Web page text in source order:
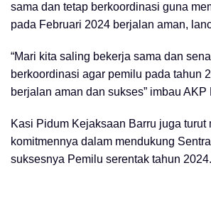
sama dan tetap berkoordinasi guna
pada Februari 2024 berjalan aman,
“Mari kita saling bekerja sama dan
berkoordinasi agar pemilu pada tahun
berjalan aman dan sukses” imbau AKP
Kasi Pidum Kejaksaan Barru juga turut
komitmennya dalam mendukung
suksesnya Pemilu serentak tahun 2024.